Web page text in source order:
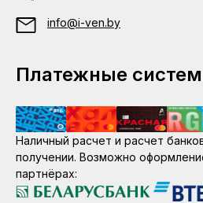
info@i-ven.by
Платежные
Наличный расчет и расчет
получении. Возможно
партнёрах: